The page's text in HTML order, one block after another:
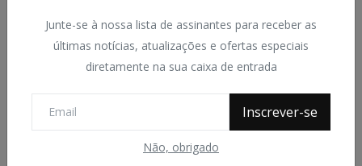
Junte-se à nossa lista de assinantes para receber as
últimas notícias, atualizações e ofertas especiais
diretamente na sua caixa de entrada
Inscrever-se
Não, obrigado
Posts populares
A Igreja de São José de Macapá